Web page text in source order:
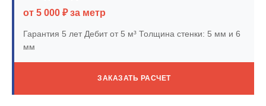
от 5 000 ₽ за метр
Гарантия 5 летДебит от 5 м³ Толщина стенки: 5 мм и 6
мм
ЗАКАЗАТЬ РАСЧЕТ